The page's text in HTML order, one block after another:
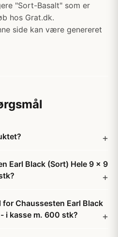
"Sort-Basalt" som er
hos Grat.dk.
side kan være genereret
Earl Black (Sort) Hele 9 x 9
Chaussesten Earl Black
i kasse m. 600 stk?